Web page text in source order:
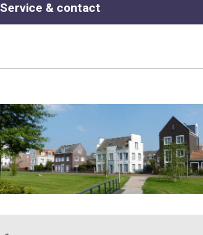
Service & contact